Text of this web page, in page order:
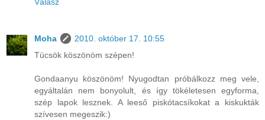
Moha
2010. október 17. 10:55
Tücsök köszönöm szépen!
Gondaanyu köszönöm! Nyugodtan próbálkozz meg vele,
egyáltalán nem bonyolult, és így tökéletesen egyforma,
szép lapok lesznek. A leeső piskótacsíkokat a kiskukták
szívesen megeszik:)